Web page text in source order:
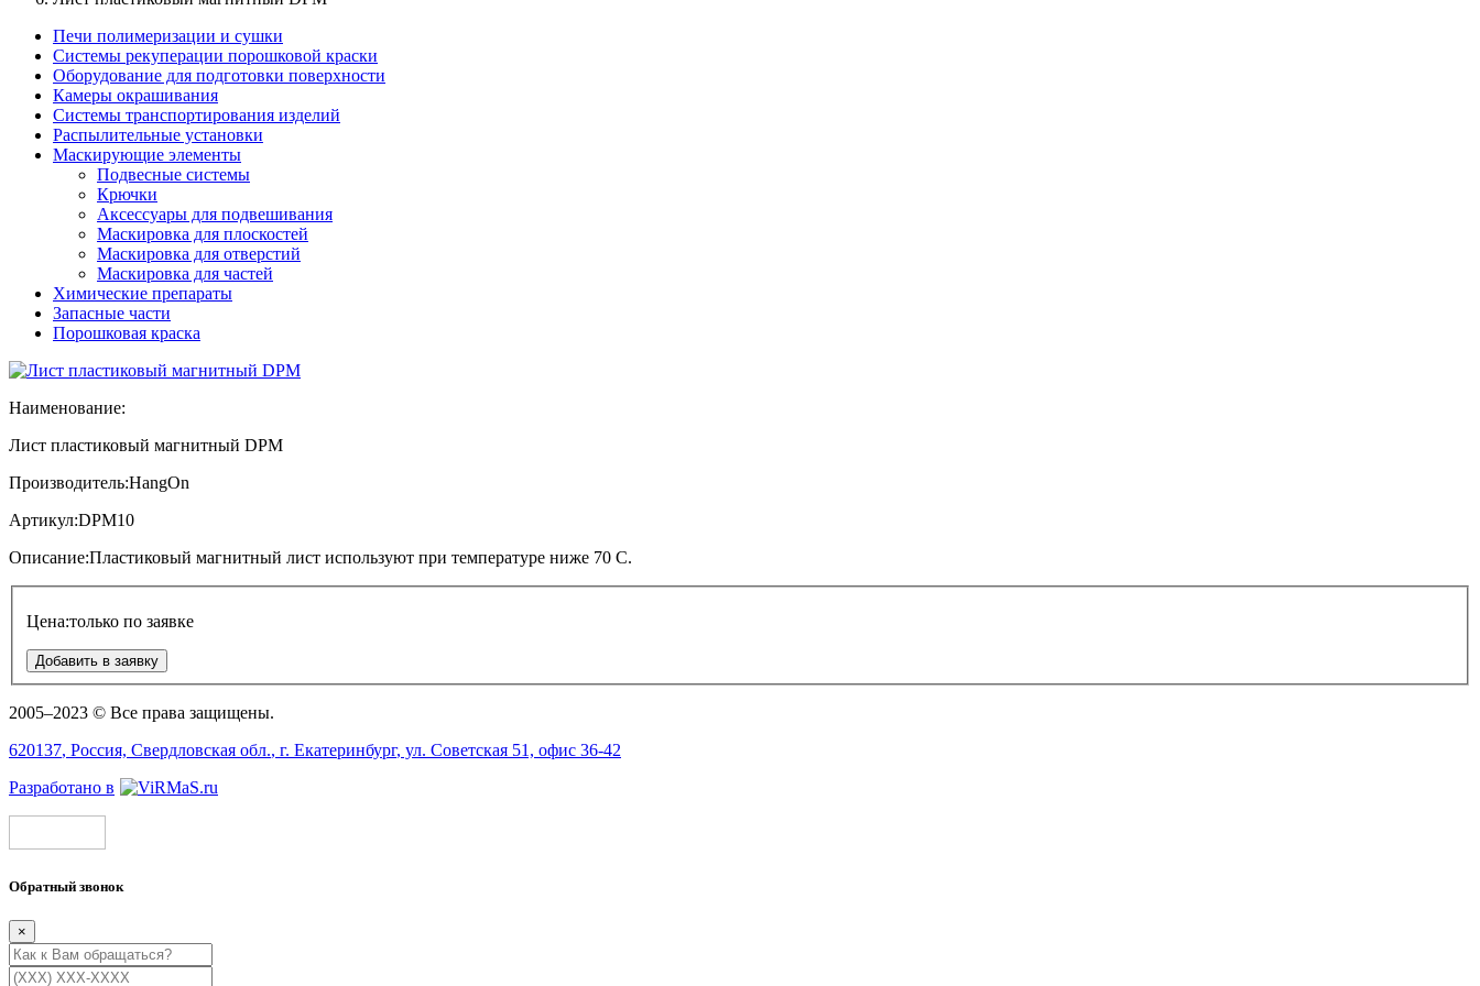
Печи полимеризации и сушки
Системы рекуперации порошковой краски
Оборудование для подготовки поверхности
Камеры окрашивания
Системы транспортирования изделий
Распылительные установки
Маскирующие элементы
Подвесные системы
Крючки
Аксессуары для подвешивания
Маскировка для плоскостей
Маскировка для отверстий
Маскировка для частей
Химические препараты
Запасные части
Порошковая краска
Наименование:
Лист пластиковый магнитный DPM
Производитель:HangOn
Артикул:DPM10
Описание:Пластиковый магнитный лист используют при температуре ниже 70 С.
Цена:только по заявке
Добавить в заявку
2005–2023 © Все права защищены.
620137, Россия, Свердловская обл., г. Екатеринбург, ул. Советская 51, офис 36-42
Разработано в
Обратный звонок
×